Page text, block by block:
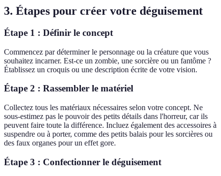
3. Étapes pour créer votre déguisement
Étape 1 : Définir le concept
Commencez par déterminer le personnage ou la créature que vous
souhaitez incarner. Est-ce un zombie, une sorcière ou un fantôme ?
Établissez un croquis ou une description écrite de votre vision.
Étape 2 : Rassembler le matériel
Collectez tous les matériaux nécessaires selon votre concept. Ne
sous-estimez pas le pouvoir des petits détails dans l'horreur, car ils
peuvent faire toute la différence. Incluez également des accessoires à
suspendre ou à porter, comme des petits balais pour les sorcières ou
des faux organes pour un effet gore.
Étape 3 : Confectionner le déguisement